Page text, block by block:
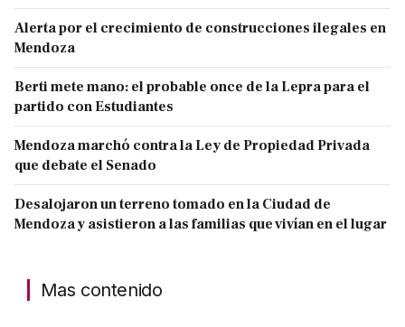
Alerta por el crecimiento de construcciones ilegales en
Mendoza
Berti mete mano: el probable once de la Lepra para el
partido con Estudiantes
Mendoza marchó contra la Ley de Propiedad Privada
que debate el Senado
Desalojaron un terreno tomado en la Ciudad de
Mendoza y asistieron a las familias que vivían en el lugar
Mas contenido